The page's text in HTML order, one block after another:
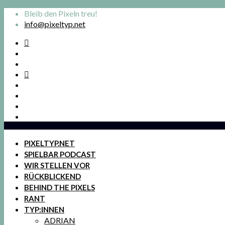
Bleib den Pixeln treu!
info@pixeltyp.net
PIXELTYP.NET
SPIELBAR PODCAST
WIR STELLEN VOR
RÜCKBLICKEND
BEHIND THE PIXELS
RANT
TYP:INNEN
ADRIAN